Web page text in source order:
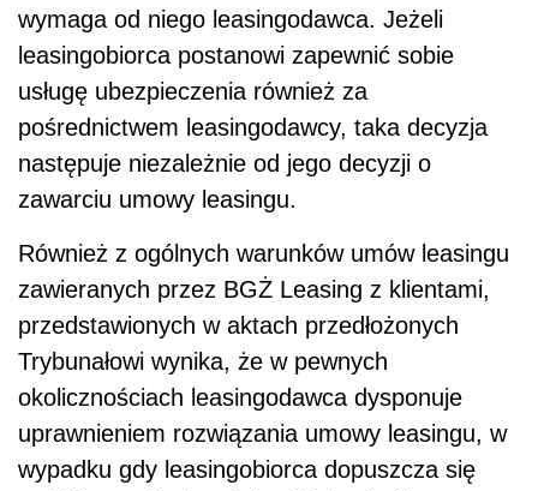
wymaga od niego leasingodawca. Jeżeli
leasingobiorca postanowi zapewnić sobie
usługę ubezpieczenia również za
pośrednictwem leasingodawcy, taka decyzja
następuje niezależnie od jego decyzji o
zawarciu umowy leasingu.
Również z ogólnych warunków umów leasingu
zawieranych przez BGŻ Leasing z klientami,
przedstawionych w aktach przedłożonych
Trybunałowi wynika, że w pewnych
okolicznościach leasingodawca dysponuje
uprawnieniem rozwiązania umowy leasingu, w
wypadku gdy leasingobiorca dopuszcza się